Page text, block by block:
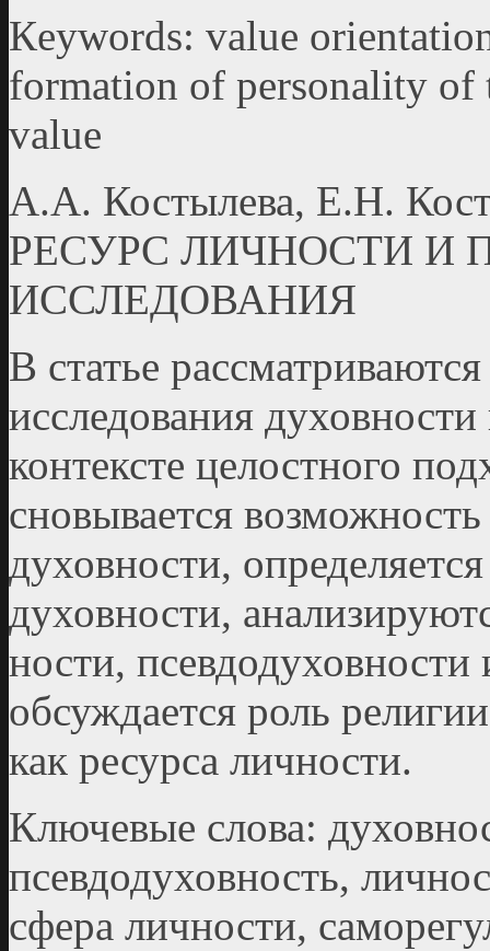
Кeywords: value
formation of personality of
value
А.А. Костылева, Е.Н.
РЕСУРС ЛИЧНОСТИ И
ИССЛЕДОВАНИЯ
В статье
исследования
контексте целостного
сновывается
духовности,
духовности,
ности,
обсуждается роль
как ресурса личности.
Ключевые слова:
псевдодуховность,
сфера личности,